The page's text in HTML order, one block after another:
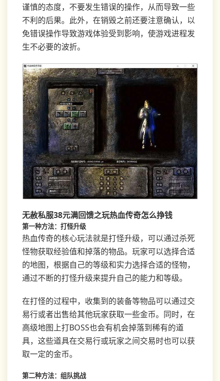
谨慎的态度，不要发生错误的操作，从而导致一些
不利的后果。此外，在销毁之前还要注意确认，以
免错误操作导致游戏体验受到影响，使游戏进程发
生不必要的波折。
无赦私服38元满回馈之玩热血传奇怎么挣钱
第一种方法：打怪升级
热血传奇的核心玩法就是打怪升级，可以通过杀死
怪物获取经验值和掉落的物品。玩家可以选择合适
的地图，根据自己的等级和实力选择合适的怪物，
通过不断的打怪升级来提升自己的能力和等级。
在打怪的过程中，收集到的装备等物品可以通过交
易行或者出售给其他玩家获取一些金币。同时，在
高级地图上打BOSS也会有机会掉落到稀有的道
具，这些道具在交易行或玩家之间交易时也可以获
取一定的金币。
第二种方法：组队挑战